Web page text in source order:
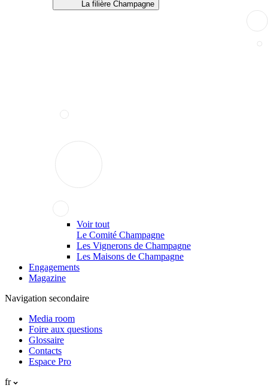
La filière Champagne
Voir tout
Le Comité Champagne
Les Vignerons de Champagne
Les Maisons de Champagne
Engagements
Magazine
Navigation secondaire
Media room
Foire aux questions
Glossaire
Contacts
Espace Pro
fr